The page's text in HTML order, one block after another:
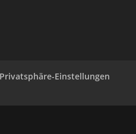
Einstellungen